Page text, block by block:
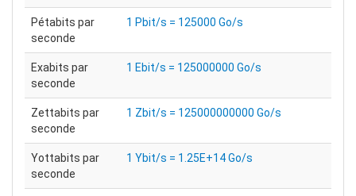
Pétabits par
seconde
1 Pbit/s = 125000 Go/s
Exabits par
seconde
1 Ebit/s = 125000000 Go/s
Zettabits par
seconde
1 Zbit/s = 125000000000 Go/s
Yottabits par
seconde
1 Ybit/s = 1.25E+14 Go/s